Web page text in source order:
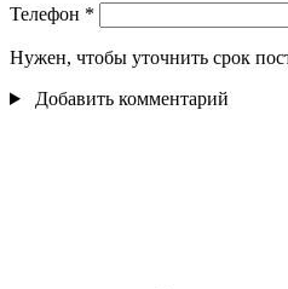
Телефон *
Нужен, чтобы уточнить срок
Добавить комментарий